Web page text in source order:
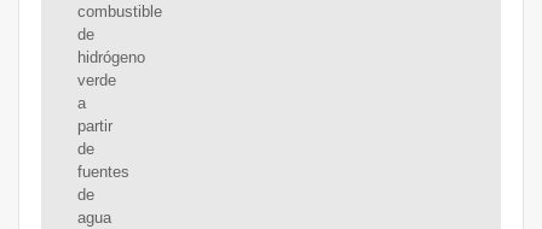
combustible
de
hidrógeno
verde
a
partir
de
fuentes
de
agua